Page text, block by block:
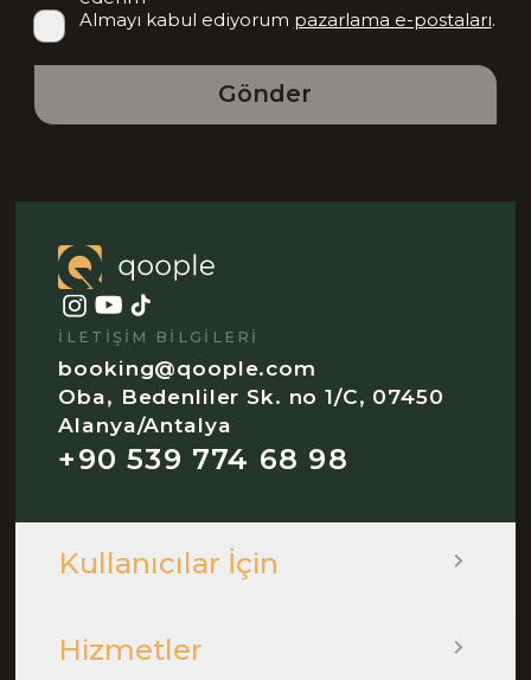
Almayı kabul ediyorum pazarlama e-postaları.
Gönder
İLETIŞIM BILGILERI
booking@qoople.com
Oba, Bedenliler Sk. no 1/C, 07450
Alanya/Antalya
+90 539 774 68 98
Kullanıcılar İçin
Hizmetler